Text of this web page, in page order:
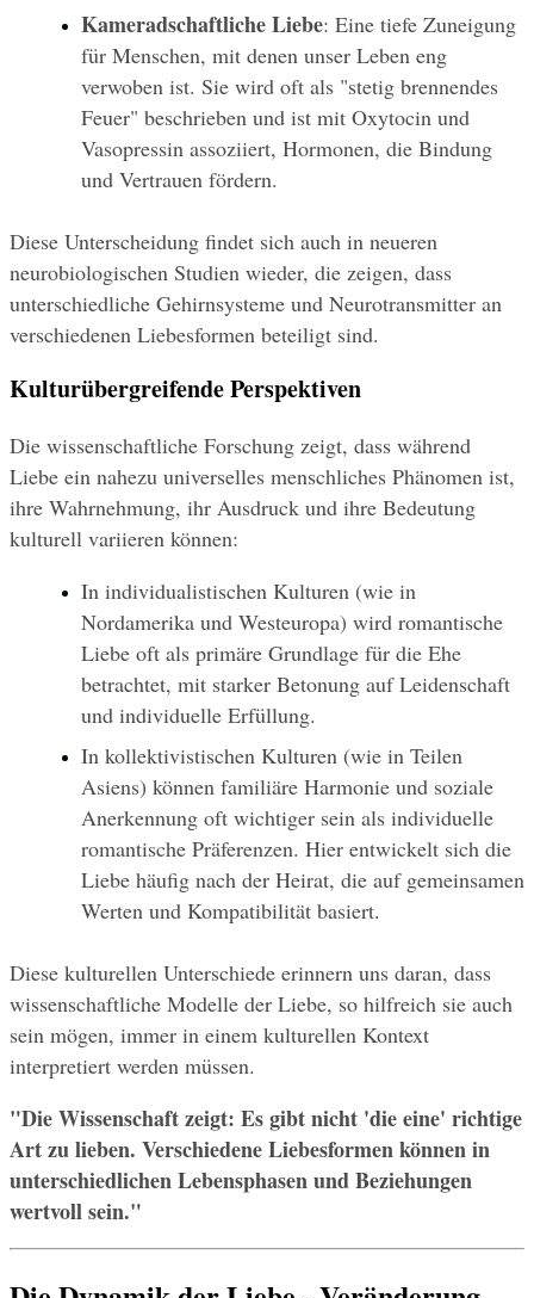
Kameradschaftliche Liebe: Eine tiefe Zuneigung
für Menschen, mit denen unser Leben eng
verwoben ist. Sie wird oft als "stetig brennendes
Feuer" beschrieben und ist mit Oxytocin und
Vasopressin assoziiert, Hormonen, die Bindung
und Vertrauen fördern.
Diese Unterscheidung findet sich auch in neueren
neurobiologischen Studien wieder, die zeigen, dass
unterschiedliche Gehirnsysteme und Neurotransmitter an
verschiedenen Liebesformen beteiligt sind.
Kulturübergreifende Perspektiven
Die wissenschaftliche Forschung zeigt, dass während
Liebe ein nahezu universelles menschliches Phänomen ist,
ihre Wahrnehmung, ihr Ausdruck und ihre Bedeutung
kulturell variieren können:
In individualistischen Kulturen (wie in
Nordamerika und Westeuropa) wird romantische
Liebe oft als primäre Grundlage für die Ehe
betrachtet, mit starker Betonung auf Leidenschaft
und individuelle Erfüllung.
In kollektivistischen Kulturen (wie in Teilen
Asiens) können familiäre Harmonie und soziale
Anerkennung oft wichtiger sein als individuelle
romantische Präferenzen. Hier entwickelt sich die
Liebe häufig nach der Heirat, die auf gemeinsamen
Werten und Kompatibilität basiert.
Diese kulturellen Unterschiede erinnern uns daran, dass
wissenschaftliche Modelle der Liebe, so hilfreich sie auch
sein mögen, immer in einem kulturellen Kontext
interpretiert werden müssen.
"Die Wissenschaft zeigt: Es gibt nicht 'die eine' richtige
Art zu lieben. Verschiedene Liebesformen können in
unterschiedlichen Lebensphasen und Beziehungen
wertvoll sein."